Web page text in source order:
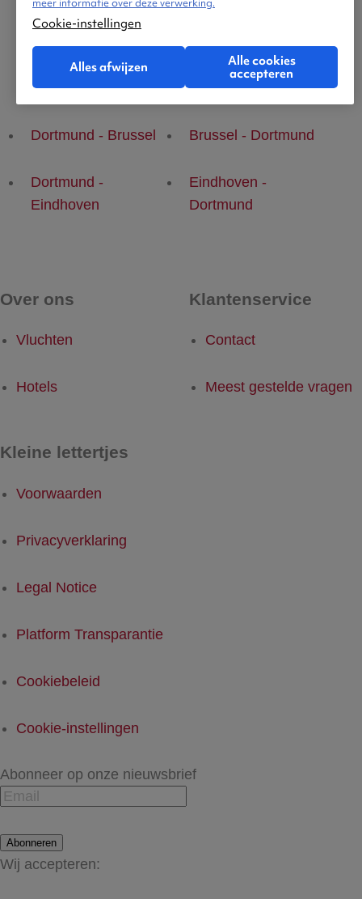
Populaire vluchten
Dortmund - Brussel Brussel - Dortmund
Dortmund -
Eindhoven
Eindhoven -
Dortmund
Over ons
Vluchten
Hotels
Klantenservice
Contact
Meest gestelde vragen
Kleine lettertjes
Voorwaarden
Privacyverklaring
Legal Notice
Platform Transparantie
Cookiebeleid
Cookie-instellingen
Abonneer op onze nieuwsbrief
Abonneren
Wij accepteren:
Cookie-instellingen
Alles afwijzen
Alle cookies
accepteren